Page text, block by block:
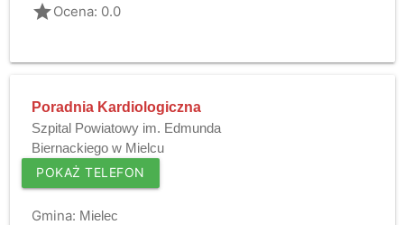
gradeOcena: 0.0
Poradnia Kardiologiczna
Szpital Powiatowy im. Edmunda
Biernackiego w Mielcu
POKAŻ TELEFON
Gmina: Mielec